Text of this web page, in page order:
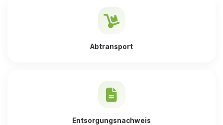
Abtransport
Entsorgungsnachweis